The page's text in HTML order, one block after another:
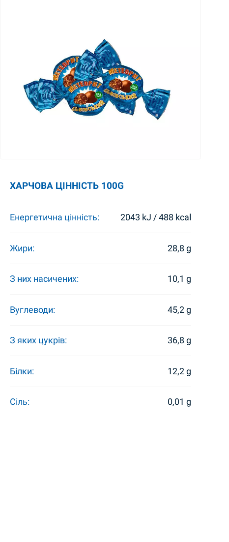
ХАРЧОВА ЦІННІСТЬ 100G
Енергетична цінність: 2043 kJ / 488 kcal
Жири: 28,8 g
З них насичених: 10,1 g
Вуглеводи: 45,2 g
З яких цукрів: 36,8 g
Білки: 12,2 g
Сіль: 0,01 g